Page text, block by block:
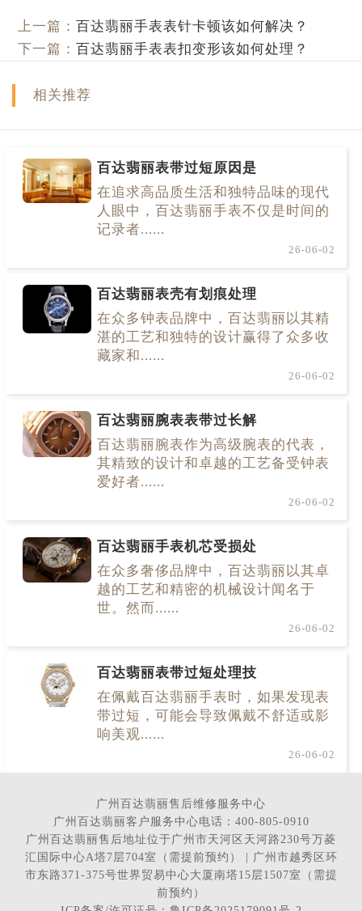
上一篇： 百达翡丽手表表针卡顿该如何解决？
下一篇： 百达翡丽手表表扣变形该如何处理？
相关推荐
百达翡丽表带过短原因是
在追求高品质生活和独特品味的现代
人眼中，百达翡丽手表不仅是时间的
记录者......
26-06-02
百达翡丽表壳有划痕处理
在众多钟表品牌中，百达翡丽以其精
湛的工艺和独特的设计赢得了众多收
藏家和......
26-06-02
百达翡丽腕表表带过长解
百达翡丽腕表作为高级腕表的代表，
其精致的设计和卓越的工艺备受钟表
爱好者......
26-06-02
百达翡丽手表机芯受损处
在众多奢侈品牌中，百达翡丽以其卓
越的工艺和精密的机械设计闻名于
世。然而......
26-06-02
百达翡丽表带过短处理技
在佩戴百达翡丽手表时，如果发现表
带过短，可能会导致佩戴不舒适或影
响美观......
26-06-02
广州百达翡丽售后维修服务中心
广州百达翡丽客户服务中心电话：400-805-0910
广州百达翡丽售后地址位于广州市天河区天河路230号万菱
汇国际中心A塔7层704室（需提前预约） | 广州市越秀区环
市东路371-375号世界贸易中心大厦南塔15层1507室（需提
前预约）